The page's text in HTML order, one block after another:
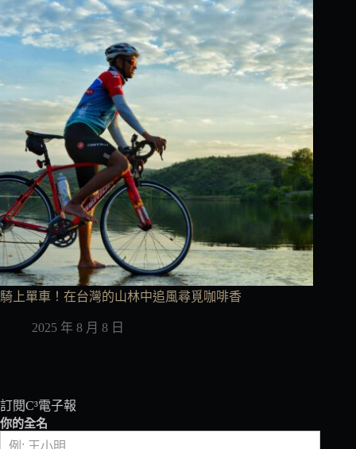
騎上單車！在台灣的山林中追風尋覓咖啡香
2025 年 8 月 8 日
訂閱C³電子報
你的全名